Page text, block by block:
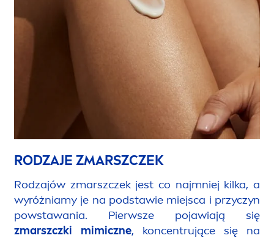
RODZAJE ZMARSZCZEK
Rodzajów zmarszczek jest co najmniej kilka, a
wyróżniamy je na podstawie miejsca i przyczyn
powstawania. Pierwsze pojawiają się
zmarszczki mimiczne, koncentrujące się na